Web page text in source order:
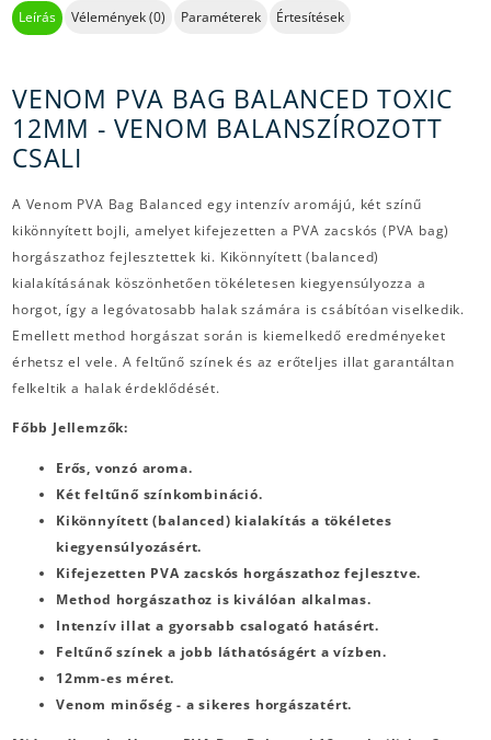
Leírás Vélemények (0) Paraméterek Értesítések
VENOM PVA BAG BALANCED TOXIC
12MM - VENOM BALANSZÍROZOTT
CSALI
A Venom PVA Bag Balanced egy intenzív aromájú, két színű
kikönnyített bojli, amelyet kifejezetten a PVA zacskós (PVA bag)
horgászathoz fejlesztettek ki. Kikönnyített (balanced)
kialakításának köszönhetően tökéletesen kiegyensúlyozza a
horgot, így a legóvatosabb halak számára is csábítóan viselkedik.
Emellett method horgászat során is kiemelkedő eredményeket
érhetsz el vele. A feltűnő színek és az erőteljes illat garantáltan
felkeltik a halak érdeklődését.
Főbb Jellemzők:
Erős, vonzó aroma.
Két feltűnő színkombináció.
Kikönnyített (balanced) kialakítás a tökéletes
kiegyensúlyozásért.
Kifejezetten PVA zacskós horgászathoz fejlesztve.
Method horgászathoz is kiválóan alkalmas.
Intenzív illat a gyorsabb csalogató hatásért.
Feltűnő színek a jobb láthatóságért a vízben.
12mm-es méret.
Venom minőség - a sikeres horgászatért.